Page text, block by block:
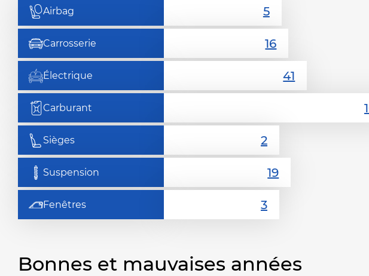
Airbag
Carrosserie
Électrique
Carburant
Sièges
Suspension
Fenêtres
Bonnes et mauvaises années